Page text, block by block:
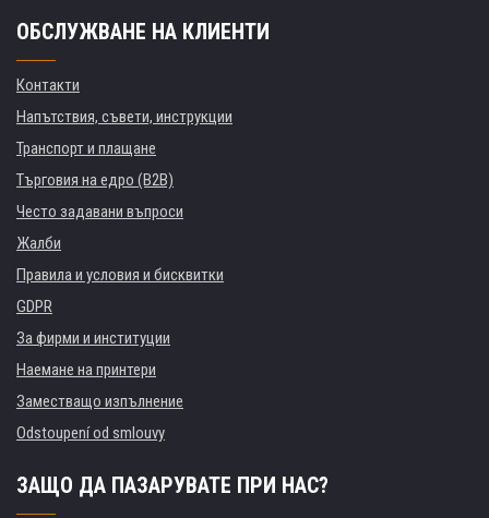
ОБСЛУЖВАНЕ НА КЛИЕНТИ
Контакти
Напътствия, съвети, инструкции
Транспорт и плащане
Търговия на едро (B2B)
Често задавани въпроси
Жалби
Правила и условия и бисквитки
GDPR
За фирми и институции
Наемане на принтери
Заместващо изпълнение
Odstoupení od smlouvy
ЗАЩО ДА ПАЗАРУВАТЕ ПРИ НАС?